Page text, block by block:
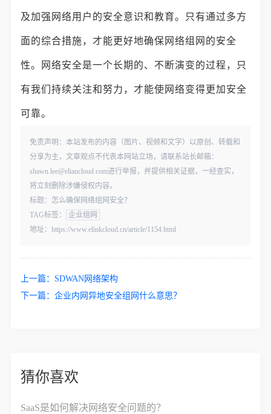
及加强网络用户的安全意识和教育。只有通过多方
面的综合措施，才能更好地确保网络组网的安全
性。网络安全是一个长期的、不断演变的过程，只
有我们持续关注和努力，才能使网络变得更加安全
可靠。
免责声明：本站发布的内容（图片、视频和文字）以原创、转载和
分享为主，文章观点不代表本网站立场，请联系站长邮箱：
shawn.lee@eliancloud.com进行举报，并提供相关证据，一经查实，
将立刻删除涉嫌侵权内容。
标题：怎么确保网络组网安全？
TAG标签：
企业组网
地址：https://www.elinkcloud.cn/article/1154.html
上一篇： SDWAN网络架构
下一篇：企业内网异地安全组网什么意思？
猜你喜欢
SaaS是如何解决网络安全问题的？